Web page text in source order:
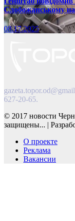
Слобожанському
08.17.2025
627-20-65.
© 2017 новости
защищены... |
О проекте
Реклама
Вакансии